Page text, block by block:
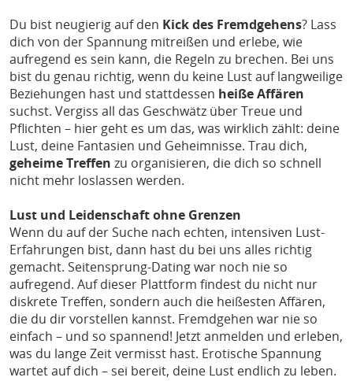
Du bist neugierig auf den Kick des Fremdgehens? Lass
dich von der Spannung mitreißen und erlebe, wie
aufregend es sein kann, die Regeln zu brechen. Bei uns
bist du genau richtig, wenn du keine Lust auf langweilige
Beziehungen hast und stattdessen heiße Affären
suchst. Vergiss all das Geschwätz über Treue und
Pflichten – hier geht es um das, was wirklich zählt: deine
Lust, deine Fantasien und Geheimnisse. Trau dich,
geheime Treffen zu organisieren, die dich so schnell
nicht mehr loslassen werden.
Lust und Leidenschaft ohne Grenzen
Wenn du auf der Suche nach echten, intensiven Lust-
Erfahrungen bist, dann hast du bei uns alles richtig
gemacht. Seitensprung-Dating war noch nie so
aufregend. Auf dieser Plattform findest du nicht nur
diskrete Treffen, sondern auch die heißesten Affären,
die du dir vorstellen kannst. Fremdgehen war nie so
einfach – und so spannend! Jetzt anmelden und erleben,
was du lange Zeit vermisst hast. Erotische Spannung
wartet auf dich – sei bereit, deine Lust endlich zu leben.